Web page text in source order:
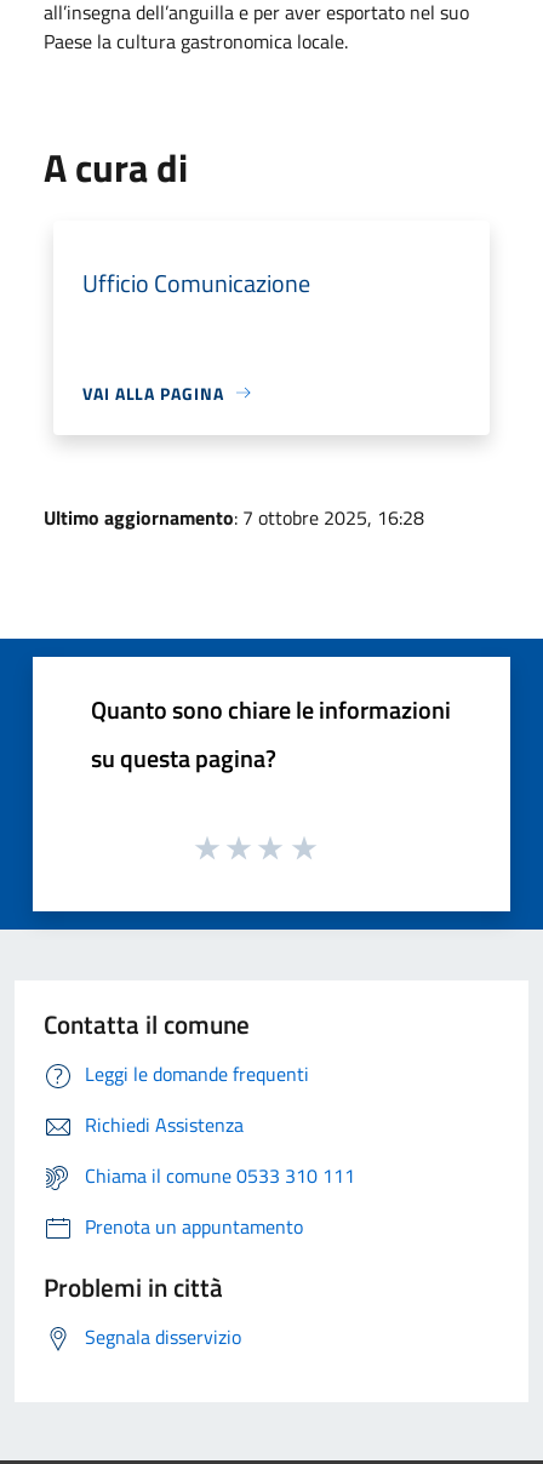
all’insegna dell’anguilla e per aver esportato nel suo
Paese la cultura gastronomica locale.
A cura di
Ufficio Comunicazione
VAI ALLA PAGINA
Ultimo aggiornamento: 7 ottobre 2025, 16:28
Quanto sono chiare le informazioni
su questa pagina?
Contatta il comune
Leggi le domande frequenti
Richiedi Assistenza
Chiama il comune 0533 310 111
Prenota un appuntamento
Problemi in città
Segnala disservizio